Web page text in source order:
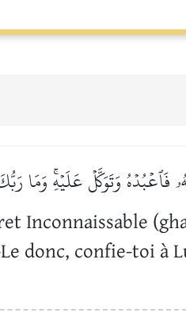
فَٱعۡبُدۡهُ وَتَوَكَّلۡ عَلَيۡهِۚ وَمَا
Inconnaissable
donc, confie-toi à